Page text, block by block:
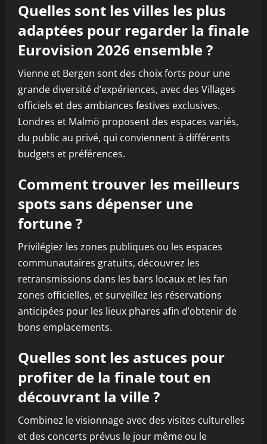
Quelles sont les villes les plus
adaptées pour regarder la finale
Eurovision 2026 ensemble ?
Vienne et Bergen sont des choix forts pour une
grande diversité d’expériences, avec des Villages
officiels et des ambiances festives exclusives.
Londres et Malmö proposent des espaces variés,
du public au privé, qui conviennent à différents
budgets et préférences.
Comment trouver les meilleurs
spots sans dépenser une
fortune ?
Privilégiez les zones publiques ou les espaces
communautaires gratuits, découvrez les
retransmissions dans les bars locaux et les fan
zones officielles, et surveillez les réservations
anticipées pour les lieux phares afin d’obtenir de
bons emplacements.
Quelles sont les astuces pour
profiter de la finale tout en
découvrant la ville ?
Combinez le visionnage avec des visites culturelles
et des concerts prévus le jour même ou le